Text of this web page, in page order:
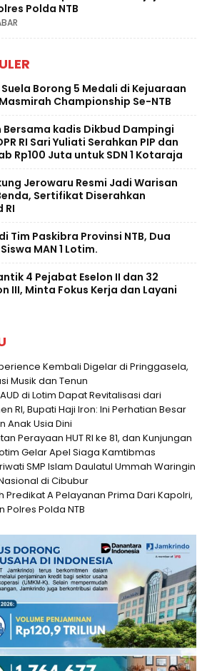
Polda NTB
Suela Borong 5 Medali di Kejuaraan
Championship Se-NTB
kadis Dikbud Dampingi
RI Sari Yuliati Serahkan PIP dan
Rp100 Juta untuk SDN 1 Kotaraja
Jerowaru Resmi Jadi Warisan
Sertifikat Diserahkan
RI
Tim Paskibra Provinsi NTB, Dua
MAN 1 Lotim.
4 Pejabat Eselon II dan 32
III, Minta Fokus Kerja dan Layani
Kembali Digelar di Pringgasela,
Musik dan Tenun
di Lotim Dapat Revitalisasi dari
RI, Bupati Haji Iron: Ini Perhatian Besar
Anak Usia Dini
Perayaan HUT RI ke 81, dan Kunjungan
Gelar Apel Siaga Kamtibmas
SMP Islam Daulatul Ummah Waringin
di Cibubur
Predikat A Pelayanan Prima Dari Kapolri,
Polres Polda NTB